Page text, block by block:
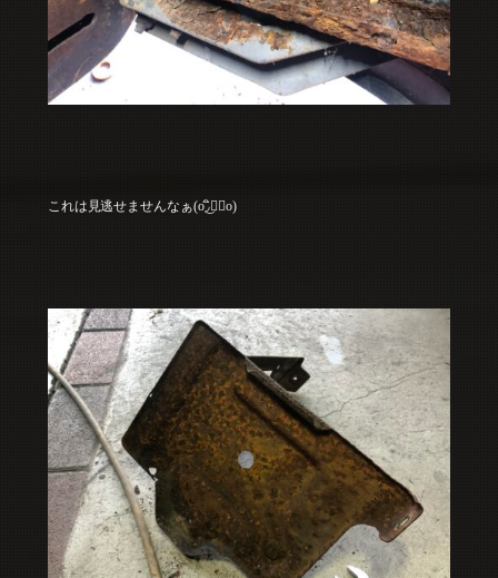
これは見逃せませんなぁ(o◞ิ‿◟ิo)